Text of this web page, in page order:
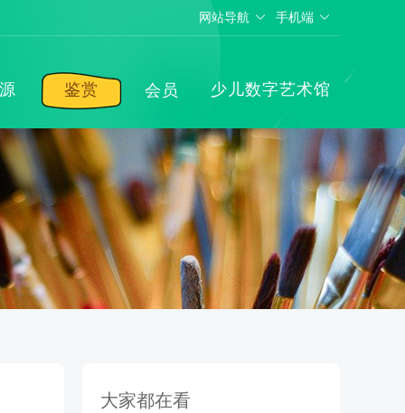
网站导航 手机端
鉴赏 会员 少儿数字艺术馆
大家都在看